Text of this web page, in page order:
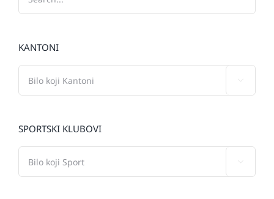
KANTONI
SPORTSKI KLUBOVI